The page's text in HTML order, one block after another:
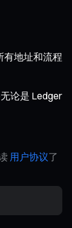
有地址和流程
论是 Ledger
用户协议了